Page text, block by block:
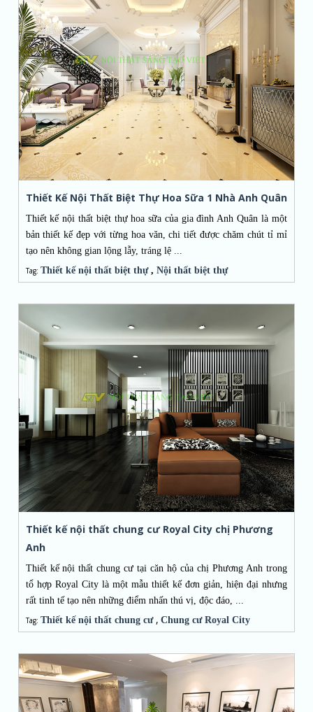
Thiết Kế Nội Thất Biệt Thự Hoa Sữa 1 Nhà Anh Quân
Thiết kế nội thất biệt thự hoa sữa của gia đình Anh Quân là một
bản thiết kế đẹp với từng hoa văn, chi tiết được chăm chút tỉ mỉ
tạo nên không gian lộng lẫy, tráng lệ ...
Tag: Thiết kế nội thất biệt thự, Nội thất biệt thự
Thiết kế nội thất chung cư Royal City chị Phương
Anh
Thiết kế nội thất chung cư tại căn hộ của chị Phương Anh trong
tổ hợp Royal City là một mẫu thiết kế đơn giản, hiện đại nhưng
rất tinh tế tạo nên những điểm nhấn thú vị, độc đáo, ...
Tag: Thiết kế nội thất chung cư, Chung cư Royal City